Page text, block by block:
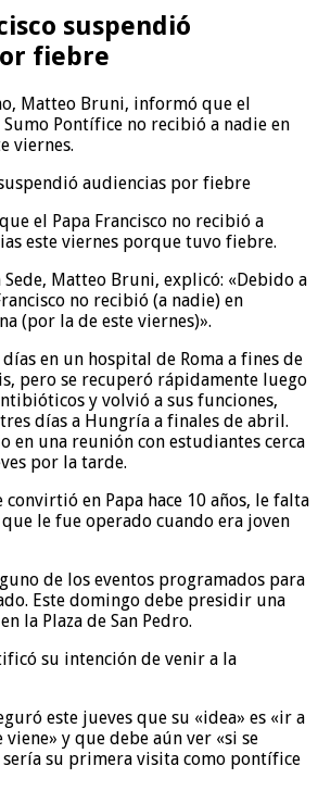
suspendió
fiebre
Matteo Bruni, informó que el
Pontífice no recibió a nadie en
viernes.
el Papa Francisco no recibió a
este viernes porque tuvo fiebre.
Sede, Matteo Bruni, explicó: «Debido a
no recibió (a nadie) en
(por la de este viernes)».
en un hospital de Roma a fines de
pero se recuperó rápidamente luego
y volvió a sus funciones,
días a Hungría a finales de abril.
en una reunión con estudiantes cerca
por la tarde.
convirtió en Papa hace 10 años, le falta
le fue operado cuando era joven
de los eventos programados para
Este domingo debe presidir una
la Plaza de San Pedro.
su intención de venir a la
este jueves que su «idea» es «ir a
y que debe aún ver «si se
sería su primera visita como pontífice